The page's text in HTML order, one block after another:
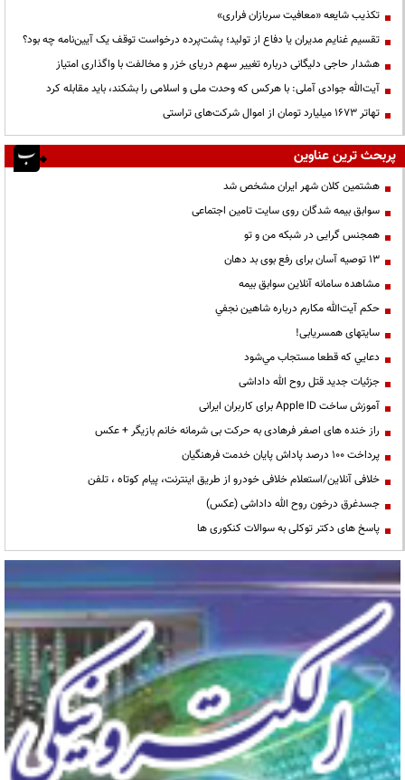
تکذیب شایعه «معافیت سربازان فراری»
تقسیم غنایم مدیران یا دفاع از تولید؛ پشت‌پرده درخواست توقف یک آیین‌نامه چه بود؟
هشدار حاجی دلیگانی درباره تغییر سهم دریای خزر و مخالفت با واگذاری امتیاز
آیت‌الله جوادی آملی: با هرکس که وحدت ملی و اسلامی را بشکند، باید مقابله کرد
تهاتر ۱۶۷۳ میلیارد تومان از اموال شرکت‌های تراستی
پربحث ترین عناوین
هشتمین کلان شهر ایران مشخص شد
سوابق بیمه شدگان روی سایت تامین اجتماعی
همجنس گرایی در شبکه من و تو
13 توصیه آسان برای رفع بوی بد دهان
مشاهده سامانه آنلاين سوابق بیمه
حكم آيت‌الله مكارم درباره شاهين نجفي
سایتهای همسریابی!
دعايي كه قطعا مستجاب مي‌شود
جزئیات جدید قتل روح الله داداشی
آموزش ساخت Apple ID برای کاربران ایرانی
راز خنده های اصغر فرهادی به حرکت بی شرمانه خانم بازیگر + عکس
پرداخت ۱۰۰ درصد پاداش پایان خدمت فرهنگیان
خلافی آنلاین/استعلام خلافی خودرو از طریق اینترنت، پیام کوتاه ، تلفن
جسدغرق درخون روح الله داداشی (عکس)
پاسخ های دکتر توکلی به سوالات کنکوری ها